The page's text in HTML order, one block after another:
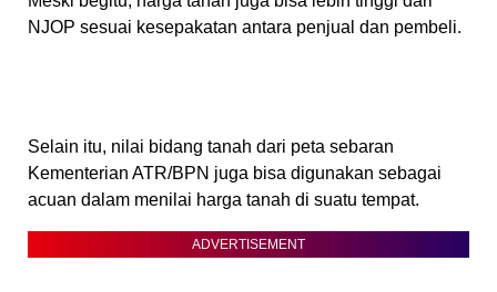
NJOP sesuai kesepakatan antara penjual dan pembeli.
Selain itu, nilai bidang tanah dari peta sebaran
Kementerian ATR/BPN juga bisa digunakan sebagai
acuan dalam menilai harga tanah di suatu tempat.
ADVERTISEMENT